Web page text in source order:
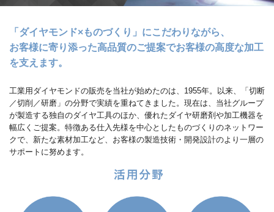
「ダイヤモンド×ものづくり」にこだわりながら、
お客様に寄り添った高品質のご提案でお客様の高度な加工
を支えます。
工業用ダイヤモンドの販売を当社が始めたのは、1955年。以来、「切断
／切削／研磨」の分野で実績を重ねてきました。現在は、当社グループ
が製造する独自のダイヤ工具のほか、優れたダイヤ研磨剤や加工機器を
幅広くご提案。特徴ある仕入先様を中心としたものづくりのネットワー
クで、新たな素材加工など、お客様の製造技術・開発設計のより一層の
サポートに努めます。